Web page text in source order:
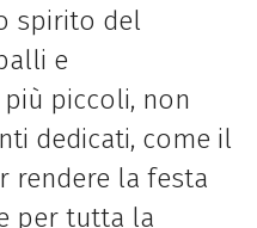
spirito del
e
piccoli, non
dedicati, come il
rendere la festa
per tutta la